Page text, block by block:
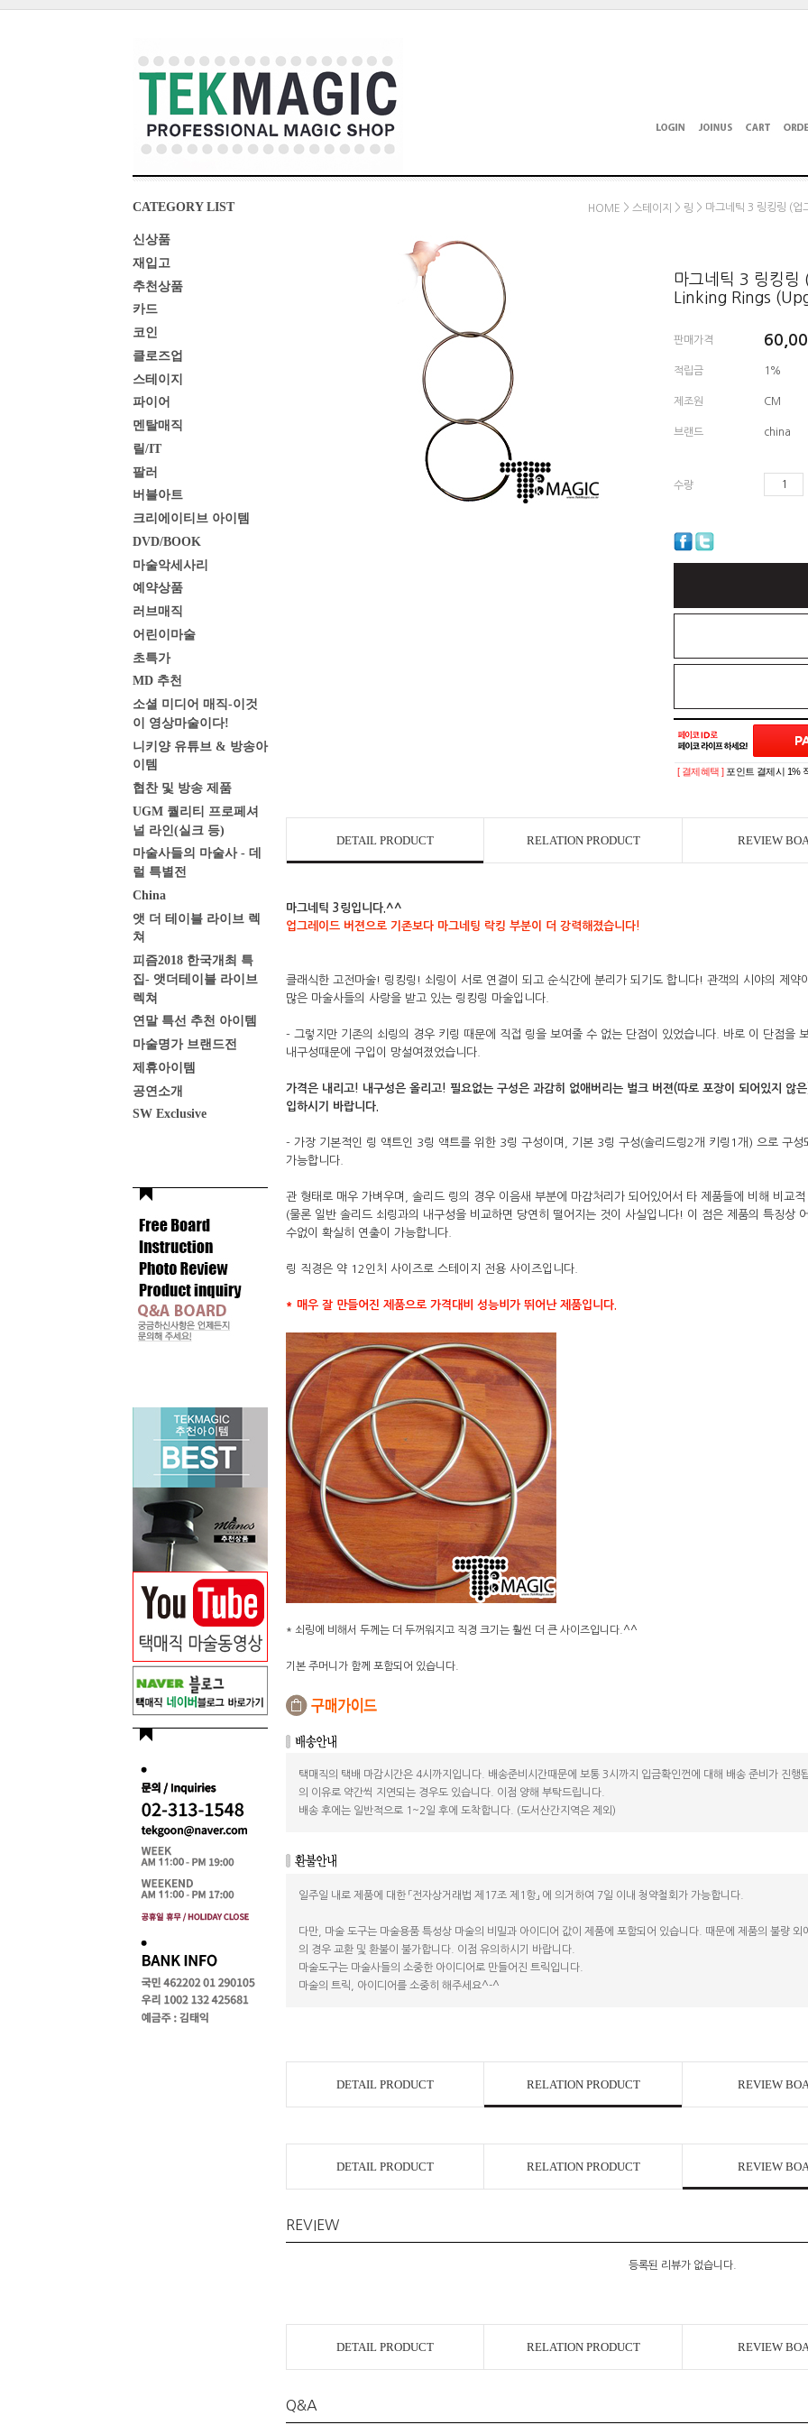
CATEGORY LIST
신상품
재입고
추천상품
카드
코인
클로즈업
스테이지
파이어
멘탈매직
릴/IT
팔러
버블아트
크리에이티브 아이템
DVD/BOOK
마술악세사리
예약상품
러브매직
어린이마술
초특가
MD 추천
소셜 미디어 매직-이것
이 영상마술이다!
니키양 유튜브 & 방송아
이템
협찬 및 방송 제품
UGM 퀄리티 프로페셔
널 라인(실크 등)
마술사들의 마술사 - 데
럴 특별전
China
앳 더 테이블 라이브 렉
쳐
피즘2018 한국개최 특
집- 앳더테이블 라이브
렉쳐
연말 특선 추천 아이템
마술명가 브랜드전
제휴아이템
공연소개
SW Exclusive
HOME > 스테이지 > 링 > 마그네틱 3 링킹링 (
마그네틱 3 링킹
Linking Rings
판매가격
적립금 1%
제조원 CM
브랜드 china
수량
[ 결제혜택 ] 포인트 결제시 1%
DETAIL PRODUCT RELATION PRODUCT REVIEW
마그네틱 3링입니다.^^
업그레이드 버젼으로 기존보다 마그네팅 락킹 부분이 더 강력해졌습니다!
클래식한 고전마술! 링킹링! 쇠링이 서로 연결이 되고 순식간에 분리가 되기도 합니다! 관객의 시야의 제약
많은 마술사들의 사랑을 받고 있는 링킹링 마술입니다.
- 그렇지만 기존의 쇠링의 경우 키링 때문에 직접 링을 보여줄 수 없는 단점이 있었습니다. 바로 이 단점을
내구성때문에 구입이 망설여졌었습니다.
가격은 내리고! 내구성은 올리고! 필요없는 구성은 과감히 없애버리는 벌크 버젼(따로 포장이 되어있지 않
입하시기 바랍니다.
- 가장 기본적인 링 액트인 3링 액트를 위한 3링 구성이며, 기본 3링 구성(솔리드링2개 키링1개) 으로 구성
가능합니다.
관 형태로 매우 가벼우며, 솔리드 링의 경우 이음새 부분에 마감처리가 되어있어서 타 제품들에 비해 비교적
(물론 일반 솔리드 쇠링과의 내구성을 비교하면 당연히 떨어지는 것이 사실입니다! 이 점은 제품의 특징상
수없이 확실히 연출이 가능합니다.
링 직경은 약 12인치 사이즈로 스테이지 전용 사이즈입니다.
* 매우 잘 만들어진 제품으로 가격대비 성능비가 뛰어난 제품입니다.
* 쇠링에 비해서 두께는 더 두꺼워지고 직경 크기는 훨씬 더 큰 사이즈입니다.^^
기본 주머니가 함께 포함되어 있습니다.
택매직의 택배 마감시간은 4시까지입니다. 배송준비시간때문에 보통 3시까지 입금확인껀에 대해 배송 준비가 진
의 이유로 약간씩 지연되는 경우도 있습니다. 이점 양해 부탁드립니다.
배송 후에는 일반적으로 1~2일 후에 도착합니다. (도서산간지역은 제외)
일주일 내로 제품에 대한 「전자상거래법 제17조 제1항」 에 의거하여 7일 이내 청약철회가 가능합니다.
다만, 마술 도구는 마술용품 특성상 마술의 비밀과 아이디어 값이 제품에 포함되어 있습니다. 때문에 제품의 불량
의 경우 교환 및 환불이 불가합니다. 이점 유의하시기 바랍니다.
마술도구는 마술사들의 소중한 아이디어로 만들어진 트릭입니다.
마술의 트릭, 아이디어를 소중히 해주세요^-^
DETAIL PRODUCT RELATION PRODUCT REVIEW
DETAIL PRODUCT RELATION PRODUCT REVIEW
REVIEW
등록된 리뷰가 없습니다.
DETAIL PRODUCT RELATION PRODUCT REVIEW
Q&A